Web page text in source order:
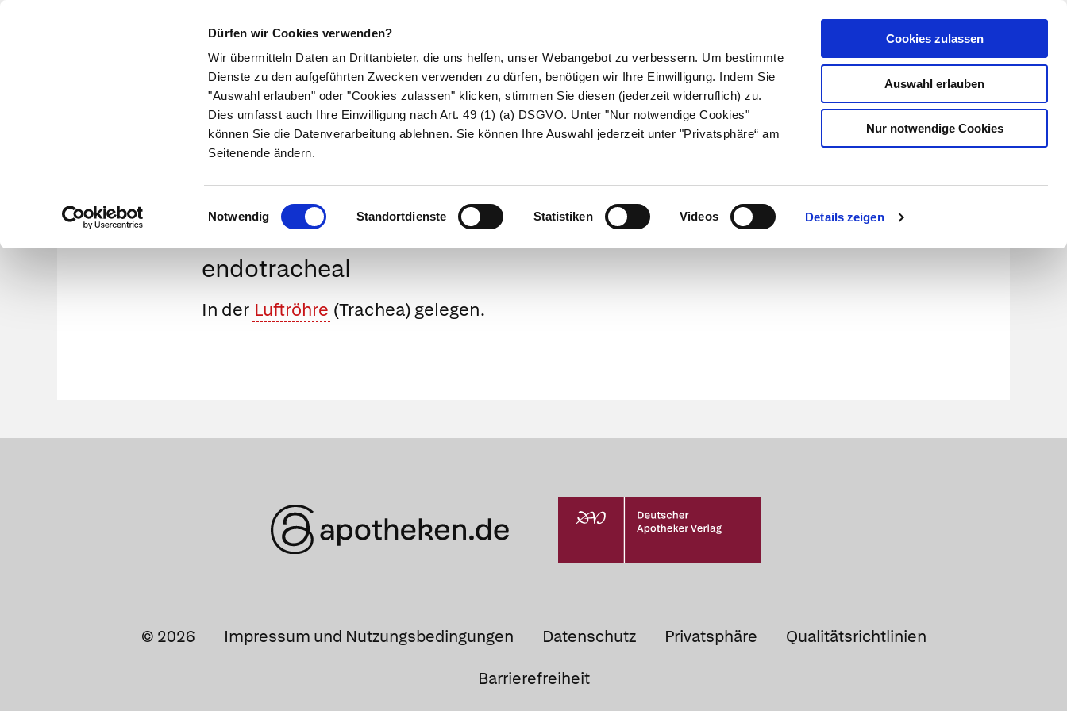
Dürfen wir Cookies verwenden?
Wir übermitteln Daten an Drittanbieter, die uns helfen, unser Webangebot zu verbessern. Um bestimmte
Dienste zu den aufgeführten Zwecken verwenden zu dürfen, benötigen wir Ihre Einwilligung. Indem Sie
"Auswahl erlauben" oder "Cookies zulassen" klicken, stimmen Sie diesen (jederzeit widerruflich) zu.
Dies umfasst auch Ihre Einwilligung nach Art. 49 (1) (a) DSGVO. Unter "Nur notwendige Cookies"
können Sie die Datenverarbeitung ablehnen. Sie können Ihre Auswahl jederzeit unter "Privatsphäre“ am
Seitenende ändern.
Einwilligungsauswahl
Notwendig Standortdienste Statistiken Videos Details zeigen
Cookies zulassen
Auswahl erlauben
Nur notwendige Cookies
Kundenlogin
Suche
Symptome Therapie Medikamente Naturheilkunde Eltern & Kind Gesund leben Über uns
Medizinlexikon
endotracheal
In der Luftröhre (Trachea) gelegen.
© 2026 Impressum und Nutzungsbedingungen Datenschutz Privatsphäre Qualitätsrichtlinien
Barrierefreiheit